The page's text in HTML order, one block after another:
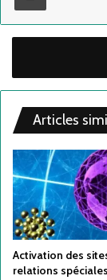
Articles
Activation des
relations spéciales